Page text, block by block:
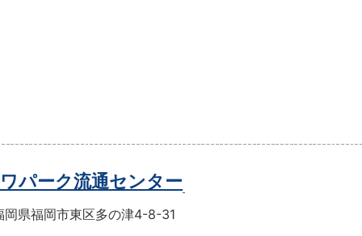
パーク流通センター
岡県福岡市東区多の津4-8-31